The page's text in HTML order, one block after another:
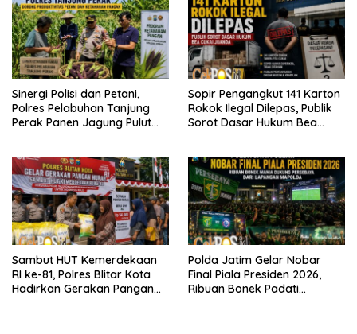
Sinergi Polisi dan Petani,
Polres Pelabuhan Tanjung
Perak Panen Jagung Pulut
Sopir Pengangkut 141 Karton
Rokok Ilegal Dilepas, Publik
Sorot Dasar Hukum Bea
Sambut HUT Kemerdekaan
RI ke-81, Polres Blitar Kota
Hadirkan Gerakan Pangan
Polda Jatim Gelar Nobar
Final Piala Presiden 2026,
Ribuan Bonek Padati